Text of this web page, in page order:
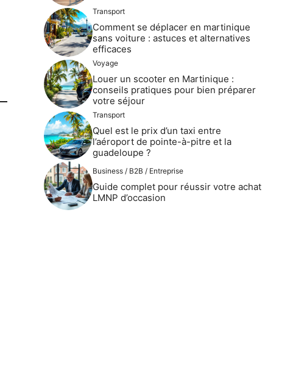
Transport
Comment se déplacer en martinique
sans voiture : astuces et alternatives
efficaces
Voyage
Louer un scooter en Martinique :
conseils pratiques pour bien préparer
votre séjour
Transport
Quel est le prix d’un taxi entre
l’aéroport de pointe-à-pitre et la
guadeloupe ?
Business / B2B / Entreprise
Guide complet pour réussir votre achat
LMNP d’occasion